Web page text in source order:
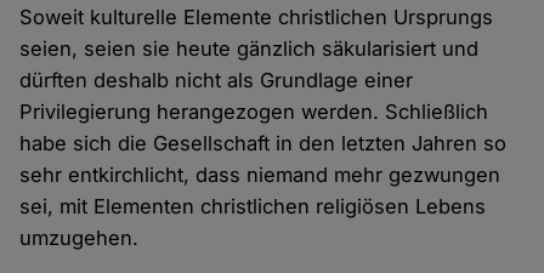
Soweit kulturelle Elemente christlichen Ursprungs
seien, seien sie heute gänzlich säkularisiert und
dürften deshalb nicht als Grundlage einer
Privilegierung herangezogen werden. Schließlich
habe sich die Gesellschaft in den letzten Jahren so
sehr entkirchlicht, dass niemand mehr gezwungen
sei, mit Elementen christlichen religiösen Lebens
umzugehen.